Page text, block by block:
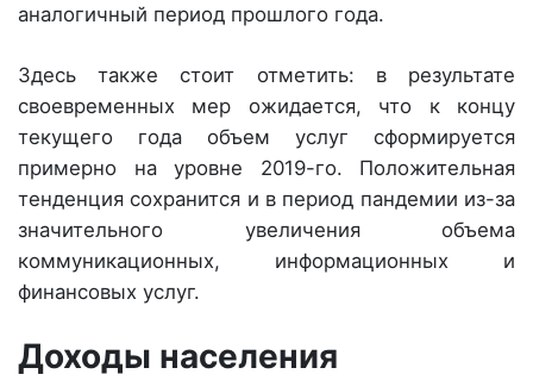
аналогичный период прошлого года.
Здесь также стоит отметить: в результате
своевременных мер ожидается, что к концу
текущего года объем услуг сформируется
примерно на уровне 2019-го. Положительная
тенденция сохранится и в период пандемии из-за
значительного увеличения объема
коммуникационных, информационных и
финансовых услуг.
Доходы населения